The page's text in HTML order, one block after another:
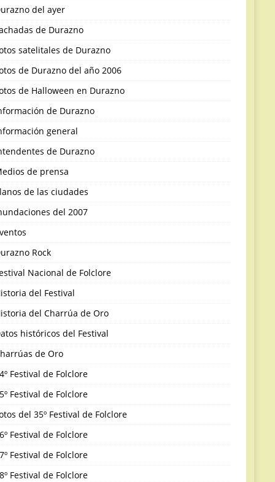
del ayer
de Durazno
satelitales de Durazno
de Durazno del año 2006
de Halloween en Durazno
de Durazno
general
de Durazno
de prensa
de las ciudades
del 2007
Rock
Nacional de Folclore
del Festival
del Charrúa de Oro
históricos del Festival
de Oro
Festival de Folclore
Festival de Folclore
del 35º Festival de Folclore
Festival de Folclore
Festival de Folclore
Festival de Folclore